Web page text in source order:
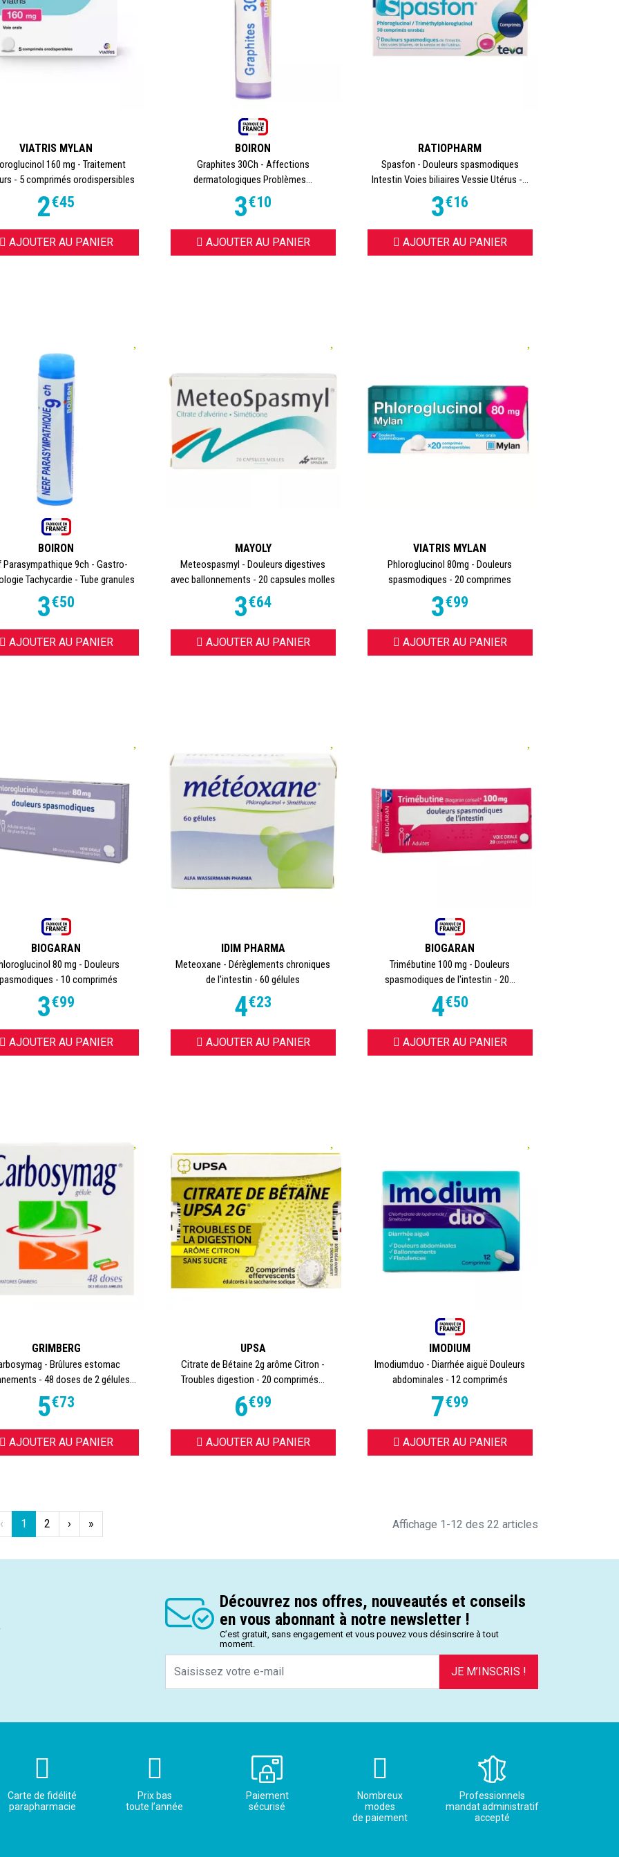
VIATRIS MYLAN
160 mg - Traitement
- 5 comprimés orodispersibles
2€45
AJOUTER AU PANIER
BOIRON
Graphites 30Ch - Affections
dermatologiques Problèmes...
3€10
AJOUTER AU PANIER
RATIOPHARM
Spasfon - Douleurs spasmodiques
Intestin Voies biliaires Vessie Utérus -...
3€16
AJOUTER AU PANIER
BOIRON
Parasympathique 9ch - Gastro-
Tachycardie - Tube granules
3€50
AJOUTER AU PANIER
MAYOLY
Meteospasmyl - Douleurs digestives
avec ballonnements - 20 capsules molles
3€64
AJOUTER AU PANIER
VIATRIS MYLAN
Phloroglucinol 80mg - Douleurs
spasmodiques - 20 comprimes
3€99
AJOUTER AU PANIER
BIOGARAN
80 mg - Douleurs
- 10 comprimés
3€99
AJOUTER AU PANIER
IDIM PHARMA
Meteoxane - Dérèglements chroniques
de l'intestin - 60 gélules
4€23
AJOUTER AU PANIER
BIOGARAN
Trimébutine 100 mg - Douleurs
spasmodiques de l'intestin - 20...
4€50
AJOUTER AU PANIER
GRIMBERG
- Brûlures estomac
- 48 doses de 2 gélules...
5€73
AJOUTER AU PANIER
UPSA
Citrate de Bétaine 2g arôme Citron -
Troubles digestion - 20 comprimés...
6€99
AJOUTER AU PANIER
IMODIUM
Imodiumduo - Diarrhée aiguë Douleurs
abdominales - 12 comprimés
7€99
AJOUTER AU PANIER
Affichage 1-12 des 22 articles
‹ 1 2 › »
Découvrez nos offres, nouveautés et conseils
en vous abonnant à notre newsletter !
C’est gratuit, sans engagement et vous pouvez vous désinscrire à tout
moment.
JE M’INSCRIS !
Carte de fidélité
parapharmacie
Prix bas
toute l’année
Paiement
sécurisé
Nombreux
modes
de paiement
Professionnels
mandat administratif
accepté